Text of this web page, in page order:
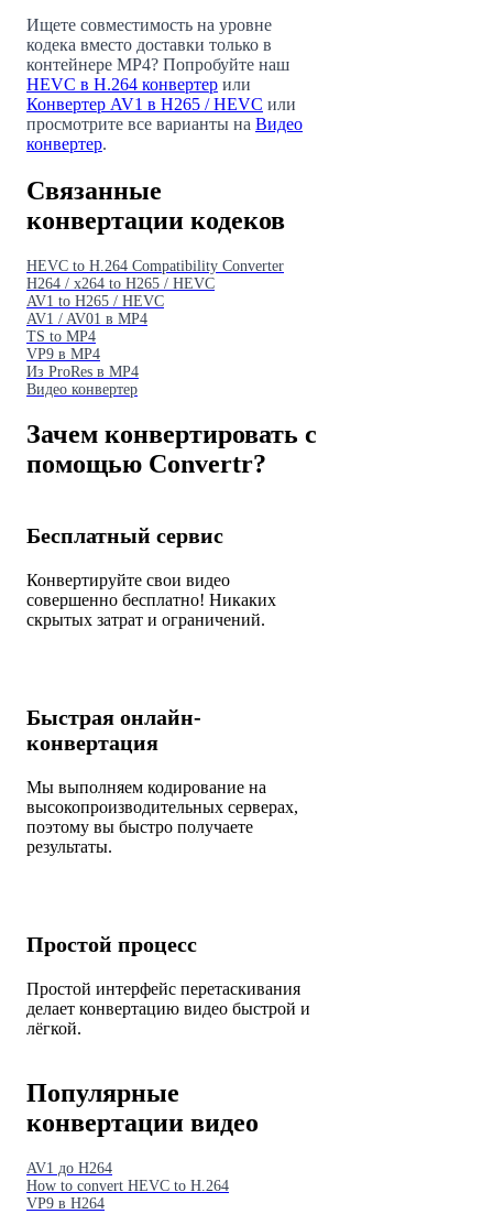
Ищете совместимость на уровне
кодека вместо доставки только в
контейнере MP4? Попробуйте наш
HEVC в H.264 конвертер или
Конвертер AV1 в H265 / HEVC или
просмотрите все варианты на Видео
конвертер.
Связанные
конвертации кодеков
HEVC to H.264 Compatibility Converter
H264 / x264 to H265 / HEVC
AV1 to H265 / HEVC
AV1 / AV01 в MP4
TS to MP4
VP9 в MP4
Из ProRes в MP4
Видео конвертер
Зачем конвертировать с
помощью Convertr?
Бесплатный сервис
Конвертируйте свои видео
совершенно бесплатно! Никаких
скрытых затрат и ограничений.
Быстрая онлайн-
конвертация
Мы выполняем кодирование на
высокопроизводительных серверах,
поэтому вы быстро получаете
результаты.
Простой процесс
Простой интерфейс перетаскивания
делает конвертацию видео быстрой и
лёгкой.
Популярные
конвертации видео
AV1 до H264
How to convert HEVC to H.264
VP9 в H264